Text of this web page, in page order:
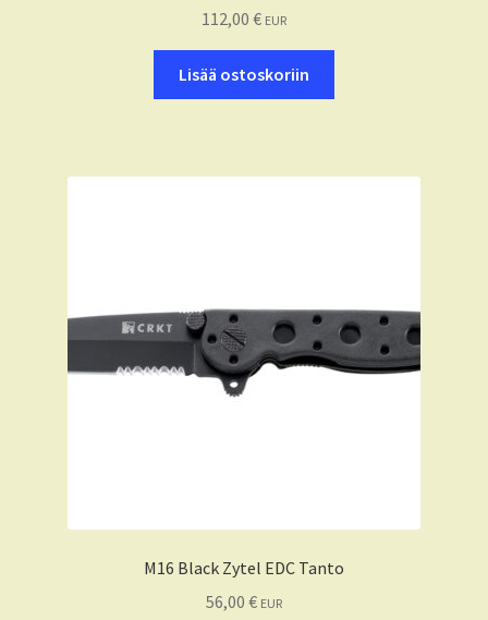
112,00 € EUR
Lisää ostoskoriin
M16 Black Zytel EDC Tanto
56,00 € EUR